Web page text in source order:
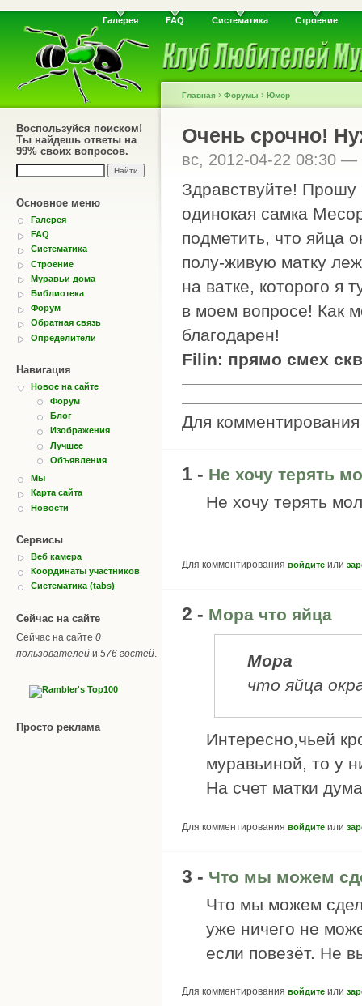
Галерея FAQ Систематика Строение
Воспользуйся поиском!
Ты найдешь ответы на
99% своих вопросов.
Основное меню
Галерея
FAQ
Систематика
Строение
Муравьи дома
Библиотека
Форум
Обратная связь
Определители
Навигация
Новое на сайте
Форум
Блог
Изображения
Лучшее
Объявления
Мы
Карта сайта
Новости
Сервисы
Веб камера
Координаты участников
Систематика (tabs)
Сейчас на сайте
Сейчас на сайте 0
пользователей и 576 гостей
Просто реклама
Главная › Форумы › Юмор
Очень срочно!
вс, 2012-04-22 08:30 —
Здравствуйте!
одинокая самка
подметить, что яйца
полу-живую матку
на ватке, которого я
в моем вопросе! Как
благодарен!
Filin: прямо смех
Для
1 - Не хочу терять
Не хочу терять
Для комментирования войдите или
2 - Мора что яйца
Мора
что яйца
Интересно,чьей
муравьиной, то у
На счет матки
Для комментирования войдите или
3 - Что мы можем
Что мы можем
уже ничего не
если повезёт. Не
Для комментирования войдите или